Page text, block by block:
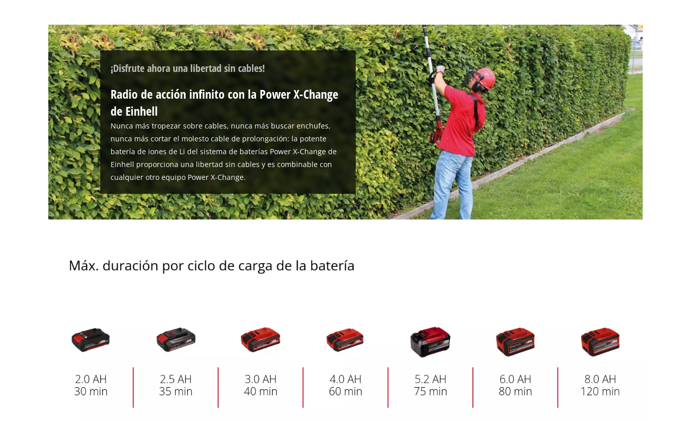
¡Disfrute ahora una libertad sin cables!
Radio de acción infinito con la Power X-Change
de Einhell
Nunca más tropezar sobre cables, nunca más buscar enchufes,
nunca más cortar el molesto cable de prolongación: la potente
batería de iones de Li del sistema de baterías Power X-Change de
Einhell proporciona una libertad sin cables y es combinable con
cualquier otro equipo Power X-Change.